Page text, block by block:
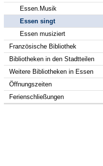
Essen.Musik
Essen singt
Essen musiziert
Französische Bibliothek
Bibliotheken in den Stadtteilen
Weitere Bibliotheken in Essen
Öffnungszeiten
Ferienschließungen